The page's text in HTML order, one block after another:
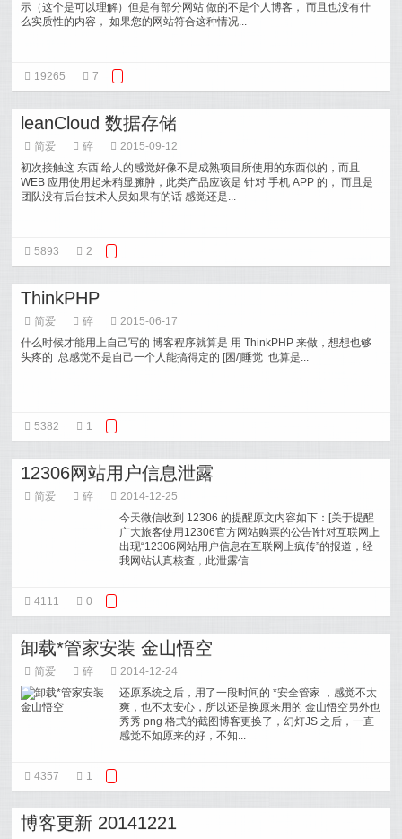
示（这个是可以理解）但是有部分网站 做的不是个人博客， 而且也没有什
么实质性的内容， 如果您的网站符合这种情况...
19265 7
leanCloud 数据存储
简爱 碎
2015-09-12
初次接触这 东西 给人的感觉好像不是成熟项目所使用的东西似的，而且
WEB 应用使用起来稍显臃肿，此类产品应该是 针对 手机 APP 的， 而且是
团队没有后台技术人员如果有的话 感觉还是...
5893 2
ThinkPHP
简爱 碎
2015-06-17
什么时候才能用上自己写的 博客程序就算是 用 ThinkPHP 来做，想想也够
头疼的 总感觉不是自己一个人能搞得定的 [困/]睡觉 也算是...
5382 1
12306网站用户信息泄露
简爱 碎
2014-12-25
今天微信收到 12306 的提醒原文内容如下：[关于提醒
广大旅客使用12306官方网站购票的公告]针对互联网上
出现“12306网站用户信息在互联网上疯传”的报道，经
我网站认真核查，此泄露信...
4111 0
卸载*管家安装 金山悟空
简爱 碎
2014-12-24
还原系统之后，用了一段时间的 *安全管家 ，感觉不太
爽，也不太安心，所以还是换原来用的 金山悟空另外也
秀秀 png 格式的截图博客更换了，幻灯JS 之后，一直
感觉不如原来的好，不知...
4357 1
博客更新 20141221